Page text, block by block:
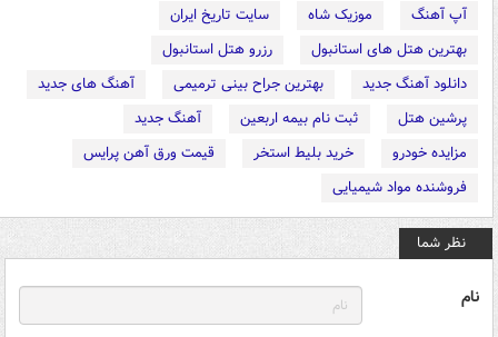
آپ آهنگ موزیک شاه
سایت تاریخ ایران
بهترین هتل های استانبول
رزرو هتل استانبول
دانلود آهنگ جدید
بهترین جراح بینی ترمیمی
آهنگ های جدید
پرشین هتل
ثبت نام بیمه اربعین
آهنگ جدید
مزایده خودرو
خرید بلیط استخر
قیمت ورق آهن پرایس
فروشنده مواد شیمیایی
نظر شما
نام